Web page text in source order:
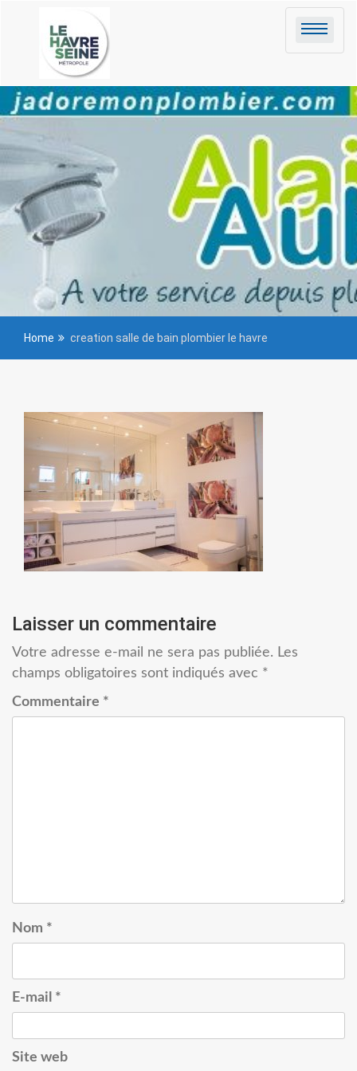
Home creation salle de bain plombier le havre
Laisser un commentaire
Votre adresse e-mail ne sera pas publiée. Les
champs obligatoires sont indiqués avec *
Commentaire *
Nom *
E-mail *
Site web